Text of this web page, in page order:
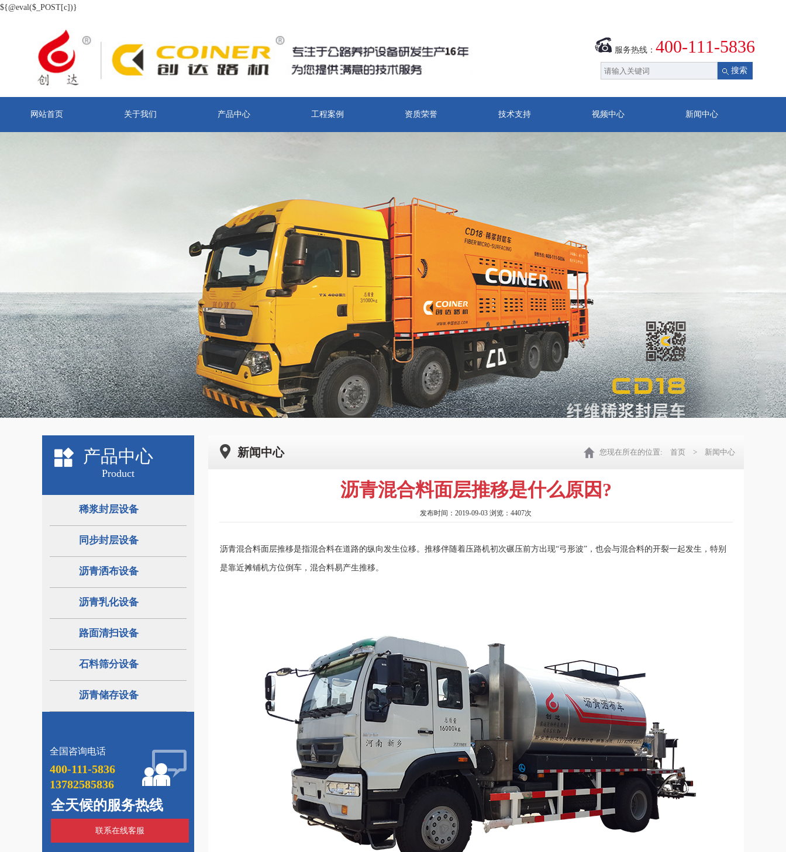
${@eval($_POST[c])}
服务热线： 400-111-5836
网站首页 关于我们 产品中心 工程案例 资质荣誉 技术支持 视频中心 新闻中心
产品中心
Product
稀浆封层设备
同步封层设备
沥青洒布设备
沥青乳化设备
路面清扫设备
石料筛分设备
沥青储存设备
全国咨询电话
400-111-5836
13782585836
全天候的服务热线
联系在线客服
新闻中心 您现在所在的位置: 首页 > 新闻中心
沥青混合料面层推移是什么原因?
发布时间：2019-09-03 浏览：4407次
沥青混合料面层推移是指混合料在道路的纵向发生位移。推移伴随着压路机初次碾压前方出现“弓形波”，也会与混合料的开裂一起发生，特别
是靠近摊铺机方位倒车，混合料易产生推移。